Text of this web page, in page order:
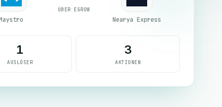
ÜBER EGROW
Nearya Express
1
AUSLÖSER
3
AKTIONEN